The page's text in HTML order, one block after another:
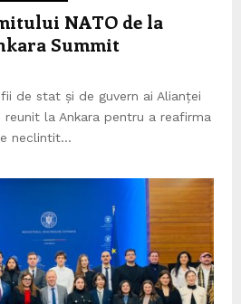
NATO de la
Summit
de stat și de guvern ai Alianței
la Ankara pentru a reafirma
neclintit...